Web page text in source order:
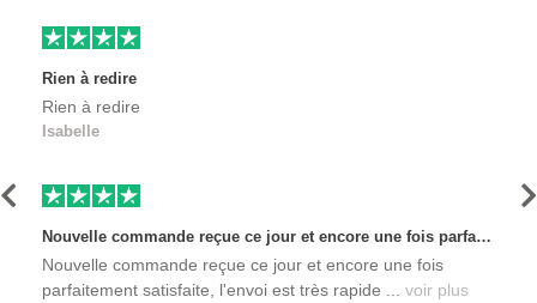
Rien à redire
Rien à redire
Isabelle
Nouvelle commande reçue ce jour et encore une fois parfaitement satisfaite, l'envoi est très rapide et les produits sont toujours conditionnés de manière personnalisés. L'avantage de commander auprès de créateurs indépendants.
Nouvelle commande reçue ce jour et encore une fois
parfaitement satisfaite, l'envoi est très rapide ... voir plus
Précédent